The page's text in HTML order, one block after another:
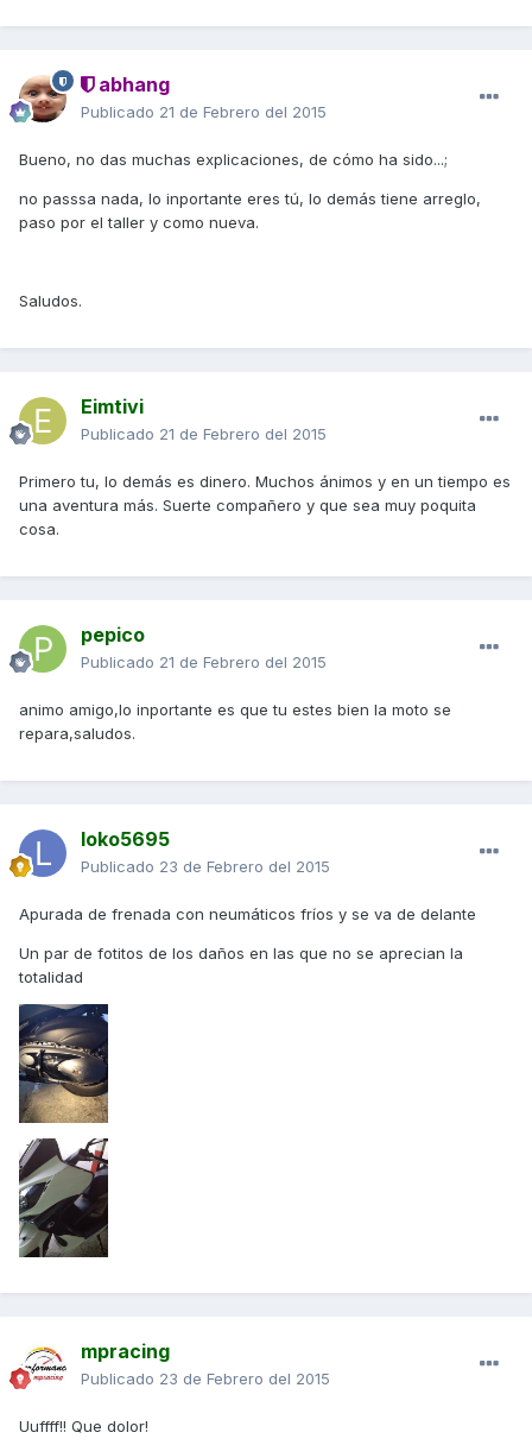
abhang
Publicado 21 de Febrero del 2015
Bueno, no das muchas explicaciones, de cómo ha sido...;
no passsa nada, lo inportante eres tú, lo demás tiene arreglo,
paso por el taller y como nueva.
Saludos.
Eimtivi
Publicado 21 de Febrero del 2015
Primero tu, lo demás es dinero. Muchos ánimos y en un tiempo es
una aventura más. Suerte compañero y que sea muy poquita
cosa.
pepico
Publicado 21 de Febrero del 2015
animo amigo,lo inportante es que tu estes bien la moto se
repara,saludos.
loko5695
Publicado 23 de Febrero del 2015
Apurada de frenada con neumáticos fríos y se va de delante
Un par de fotitos de los daños en las que no se aprecian la
totalidad
mpracing
Publicado 23 de Febrero del 2015
Uuffff!! Que dolor!